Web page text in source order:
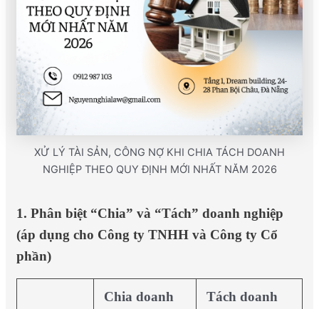
XỬ LÝ TÀI SẢN, CÔNG NỢ KHI CHIA TÁCH DOANH
NGHIỆP THEO QUY ĐỊNH MỚI NHẤT NĂM 2026
1. Phân biệt “Chia” và “Tách” doanh nghiệp
(áp dụng cho Công ty TNHH và Công ty Cổ
phần)
Chia doanh
Tách doanh